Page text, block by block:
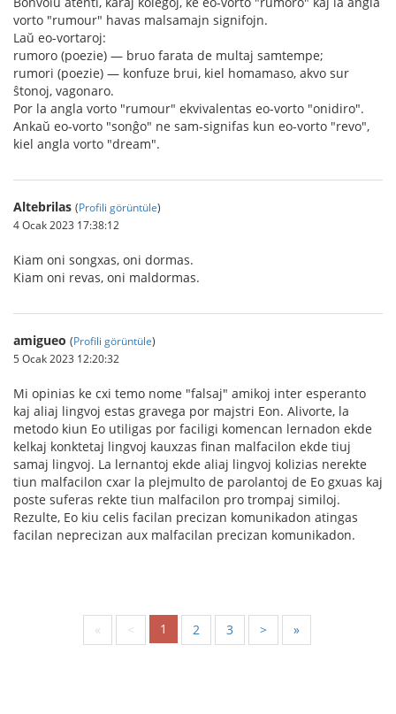
vorto "rumour" havas malsamajn signifojn.
Laŭ eo-vortaroj:
rumoro (poezie) — bruo farata de multaj samtempe;
rumori (poezie) — konfuze brui, kiel homamaso, akvo sur
ŝtonoj, vagonaro.
Por la angla vorto "rumour" ekvivalentas eo-vorto "onidiro".
Ankaŭ eo-vorto "sonĝo" ne sam-signifas kun eo-vorto "revo",
kiel angla vorto "dream".
Altebrilas (Profili görüntüle)
4 Ocak 2023 17:38:12
Kiam oni songxas, oni dormas.
Kiam oni revas, oni maldormas.
amigueo (Profili görüntüle)
5 Ocak 2023 12:20:32
Mi opinias ke cxi temo nome "falsaj" amikoj inter esperanto
kaj aliaj lingvoj estas gravega por majstri Eon. Alivorte, la
metodo kiun Eo utiligas por faciligi komencan lernadon ekde
kelkaj konktetaj lingvoj kauxzas finan malfacilon ekde tiuj
samaj lingvoj. La lernantoj ekde aliaj lingvoj kolizias nerekte
tiun malfacilon cxar la plejmulto de parolantoj de Eo gxuas kaj
poste suferas rekte tiun malfacilon pro trompaj similoj.
Rezulte, Eo kiu celis facilan precizan komunikadon atingas
facilan neprecizan aux malfacilan precizan komunikadon.
« < 1 2 3 > »